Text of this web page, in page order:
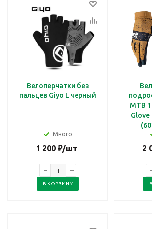
Велоперчатки без
пальцев Giyo L черный
Много
1 200 ₽/шт
В КОРЗИНУ
MTB
Glove
2